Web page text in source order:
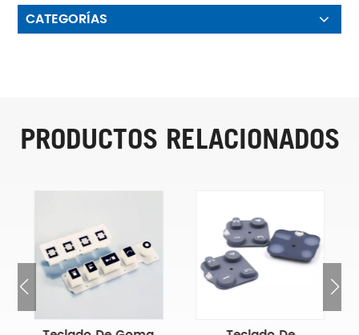
CATEGORÍAS
PRODUCTOS RELACIONADOS